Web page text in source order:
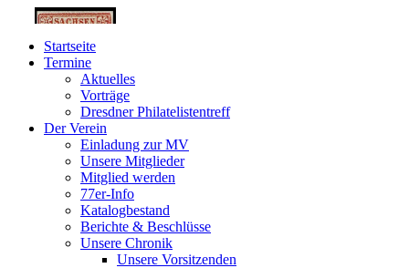
Startseite
Termine
Aktuelles
Vorträge
Dresdner Philatelistentreff
Der Verein
Einladung zur MV
Unsere Mitglieder
Mitglied werden
77er-Info
Katalogbestand
Berichte & Beschlüsse
Unsere Chronik
Unsere Vorsitzenden